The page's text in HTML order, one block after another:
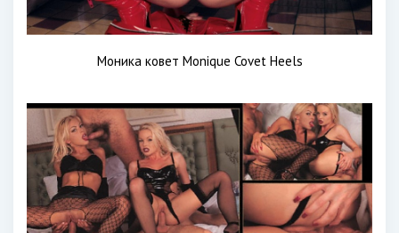
Моника ковет Monique Covet Heels